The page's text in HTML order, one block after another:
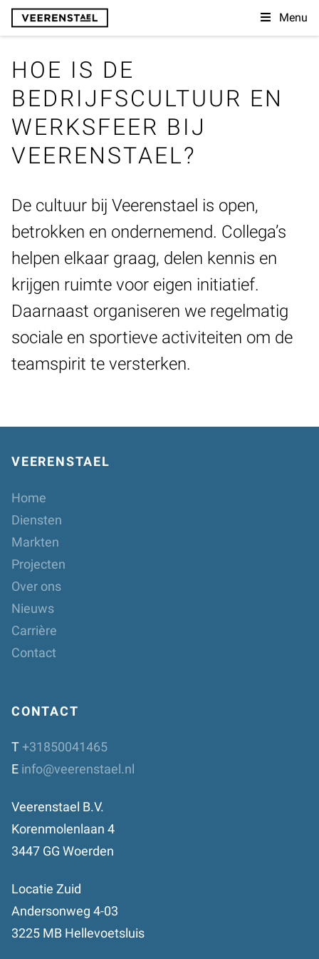
Menu
HOE IS DE
BEDRIJFSCULTUUR EN
WERKSFEER BIJ
VEERENSTAEL?
De cultuur bij Veerenstael is open,
betrokken en ondernemend. Collega’s
helpen elkaar graag, delen kennis en
krijgen ruimte voor eigen initiatief.
Daarnaast organiseren we regelmatig
sociale en sportieve activiteiten om de
teamspirit te versterken.
VEERENSTAEL
Home
Diensten
Markten
Projecten
Over ons
Nieuws
Carrière
Contact
CONTACT
T+31850041465
E info@veerenstael.nl
Veerenstael B.V.
Korenmolenlaan 4
3447 GG Woerden
Locatie Zuid
Andersonweg 4-03
3225 MB Hellevoetsluis